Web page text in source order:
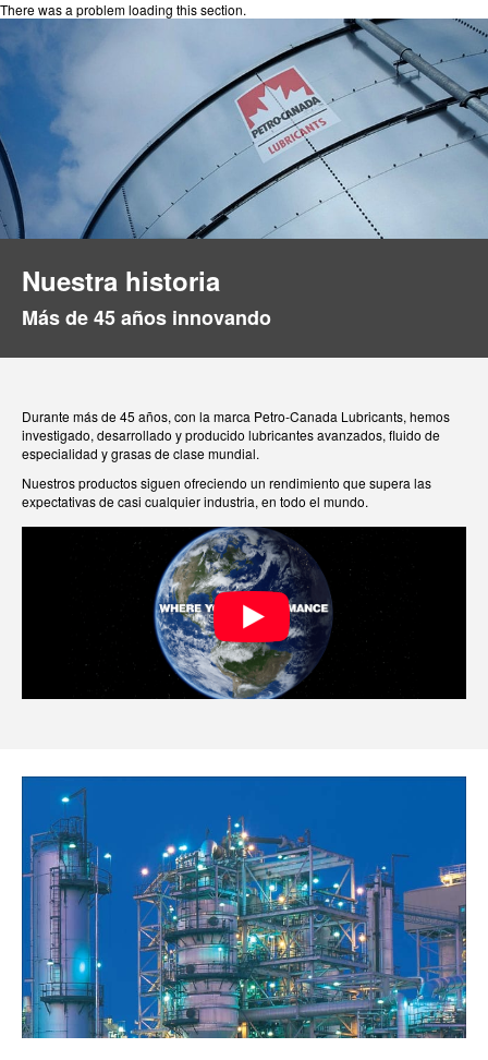
There was a problem loading this section.
Nuestra historia
Más de 45 años innovando
Durante más de 45 años, con la marca Petro-Canada Lubricants, hemos
investigado, desarrollado y producido lubricantes avanzados, fluido de
especialidad y grasas de clase mundial.
Nuestros productos siguen ofreciendo un rendimiento que supera las
expectativas de casi cualquier industria, en todo el mundo.